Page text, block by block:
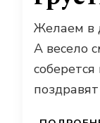
Желаем в
А весело